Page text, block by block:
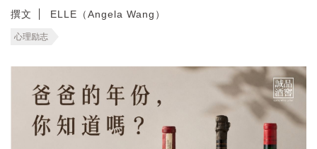
撰文 ELLE（Angela Wang）
心理励志